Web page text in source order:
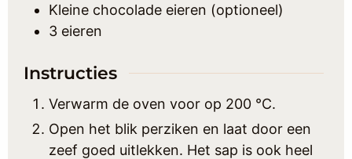
Kleine chocolade eieren (optioneel)
3 eieren
Instructies
Verwarm de oven voor op 200 °C.
Open het blik perziken en laat door een
zeef goed uitlekken. Het sap is ook heel